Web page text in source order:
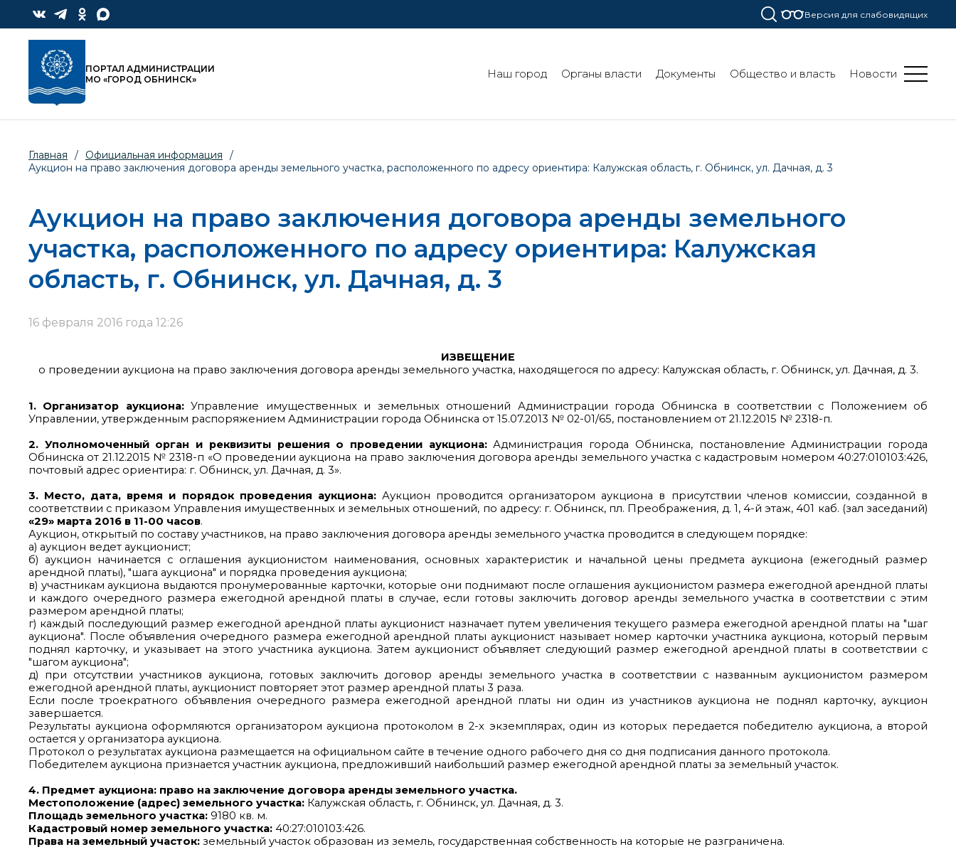
Версия для слабовидящих
ПОРТАЛ АДМИНИСТРАЦИИ
МО «ГОРОД ОБНИНСК»
Наш город Органы власти Документы Общество и власть Новости
Главная / Официальная информация
/
Аукцион на право заключения договора аренды земельного участка, расположенного по адресу ориентира: Калужская область, г. Обнинск, ул. Дачная, д. 3
Аукцион на право заключения договора аренды земельного
участка, расположенного по адресу ориентира: Калужская
область, г. Обнинск, ул. Дачная, д. 3
16 февраля 2016 года 12:26
ИЗВЕЩЕНИЕ
о проведении аукциона на право заключения договора аренды земельного участка, находящегося по адресу: Калужская область, г. Обнинск, ул. Дачная, д. 3.
1. Организатор аукциона:Управление имущественных и земельных отношений Администрации города Обнинска в соответствии с Положением об
Управлении, утвержденным распоряжением Администрации города Обнинска от 15.07.2013 № 02-01/65, постановлением от 21.12.2015 № 2318-п.
2. Уполномоченный орган и реквизиты решения о проведении аукциона:Администрация города Обнинска, постановление Администрации города
Обнинска от 21.12.2015 № 2318-п «О проведении аукциона на право заключения договора аренды земельного участка с кадастровым номером 40:27:010103:426,
почтовый адрес ориентира: г. Обнинск, ул. Дачная, д. 3».
3. Место, дата, время и порядок проведения аукциона:Аукцион проводится организатором аукциона в присутствии членов комиссии, созданной в
соответствии с приказом Управления имущественных и земельных отношений, по адресу: г. Обнинск, пл. Преображения, д. 1, 4-й этаж, 401 каб. (зал заседаний)
«29» марта 2016 в 11-00 часов.
Аукцион, открытый по составу участников, на право заключения договора аренды земельного участка проводится в следующем порядке:
а) аукцион ведет аукционист;
б) аукцион начинается с оглашения аукционистом наименования, основных характеристик и начальной цены предмета аукциона (ежегодный размер
арендной платы), "шага аукциона" и порядка проведения аукциона;
в) участникам аукциона выдаются пронумерованные карточки, которые они поднимают после оглашения аукционистом размера ежегодной арендной платы
и каждого очередного размера ежегодной арендной платы в случае, если готовы заключить договор аренды земельного участка в соответствии с этим
размером арендной платы;
г) каждый последующий размер ежегодной арендной платы аукционист назначает путем увеличения текущего размера ежегодной арендной платы на "шаг
аукциона". После объявления очередного размера ежегодной арендной платы аукционист называет номер карточки участника аукциона, который первым
поднял карточку, и указывает на этого участника аукциона. Затем аукционист объявляет следующий размер ежегодной арендной платы в соответствии с
"шагом аукциона";
д) при отсутствии участников аукциона, готовых заключить договор аренды земельного участка в соответствии с названным аукционистом размером
ежегодной арендной платы, аукционист повторяет этот размер арендной платы 3 раза.
Если после троекратного объявления очередного размера ежегодной арендной платы ни один из участников аукциона не поднял карточку, аукцион
завершается.
Результаты аукциона оформляются организатором аукциона протоколом в 2-х экземплярах, один из которых передается победителю аукциона, а второй
остается у организатора аукциона.
Протокол о результатах аукциона размещается на официальном сайте в течение одного рабочего дня со дня подписания данного протокола.
Победителем аукциона признается участник аукциона, предложивший наибольший размер ежегодной арендной платы за земельный участок.
4. Предмет аукциона: право на заключение договора аренды земельного участка.
Местоположение (адрес) земельного участка: Калужская область, г. Обнинск, ул. Дачная, д. 3.
Площадь земельного участка: 9180 кв. м.
Кадастровый номер земельного участка: 40:27:010103:426.
Права на земельный участок: земельный участок образован из земель, государственная собственность на которые не разграничена.